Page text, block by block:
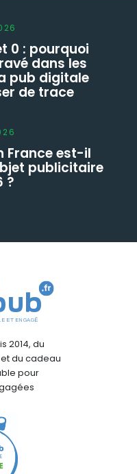
0 : pourquoi
dans les
pub digitale
de trace
France est-il
publicitaire
?
2014, du
du cadeau
pour